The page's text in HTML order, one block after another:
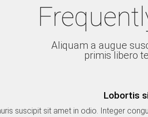
Aliquam a augue
primis libero
Lobortis
suscipit sit amet in odio. Integer